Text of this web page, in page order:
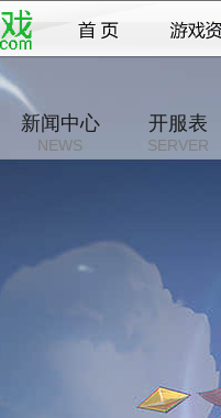
新闻中心
NEWS
开服表
SERVER